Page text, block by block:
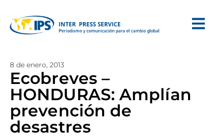
8 de enero, 2013
Ecobreves –
HONDURAS: Amplían
prevención de
desastres